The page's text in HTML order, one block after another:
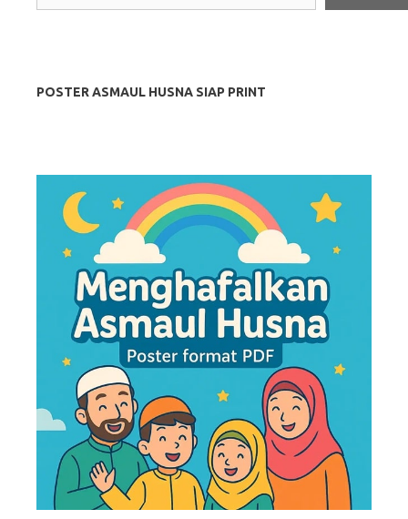
POSTER ASMAUL HUSNA SIAP PRINT